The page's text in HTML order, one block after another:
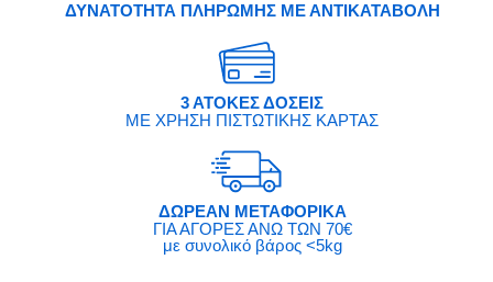
ΔΥΝΑΤΟΤΗΤΑ ΠΛΗΡΩΜΗΣ ΜΕ ΑΝΤΙΚΑΤΑΒΟΛΗ
3 ΑΤΟΚΕΣ ΔΟΣΕΙΣ
ΜΕ ΧΡΗΣΗ ΠΙΣΤΩΤΙΚΗΣ ΚΑΡΤΑΣ
ΔΩΡΕΑΝ ΜΕΤΑΦΟΡΙΚΑ
ΓΙΑ ΑΓΟΡΕΣ ΑΝΩ ΤΩΝ 70€
με συνολικό βάρος <5kg